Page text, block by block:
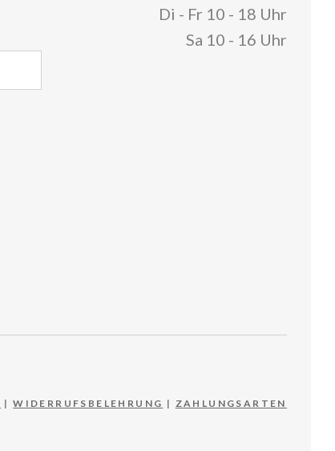
Di - Fr 10 - 18 Uhr
Sa 10 - 16 Uhr
|WIDERRUFSBELEHRUNG | ZAHLUNGSARTEN